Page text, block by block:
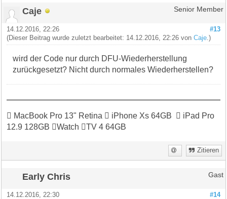
Caje Senior Member
#13
14.12.2016, 22:26
(Dieser Beitrag wurde zuletzt bearbeitet: 14.12.2016, 22:26 vonCaje .)
wird der Code nur durch DFU-Wiederherstellung
zurückgesetzt? Nicht durch normales Wiederherstellen?
 MacBook Pro 13" Retina  iPhone Xs 64GB  iPad Pro
12.9 128GB Watch TV 4 64GB
Zitieren
Early Chris Gast
#14
14.12.2016, 22:30